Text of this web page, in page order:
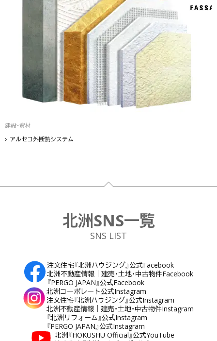
建設・資材
アルセコ外断熱システム
フッター
北洲SNS一覧
SNS LIST
注文住宅『北洲ハウジング』公式Facebook
北洲不動産情報｜建売・土地・中古物件Facebook
『PERGO JAPAN』公式Facebook
北洲コーポレート公式Instagram
注文住宅『北洲ハウジング』公式Instagram
北洲不動産情報｜建売・土地・中古物件Instagram
『北洲リフォーム』公式Instagram
『PERGO JAPAN』公式Instagram
北洲『HOKUSHU Official』公式YouTube